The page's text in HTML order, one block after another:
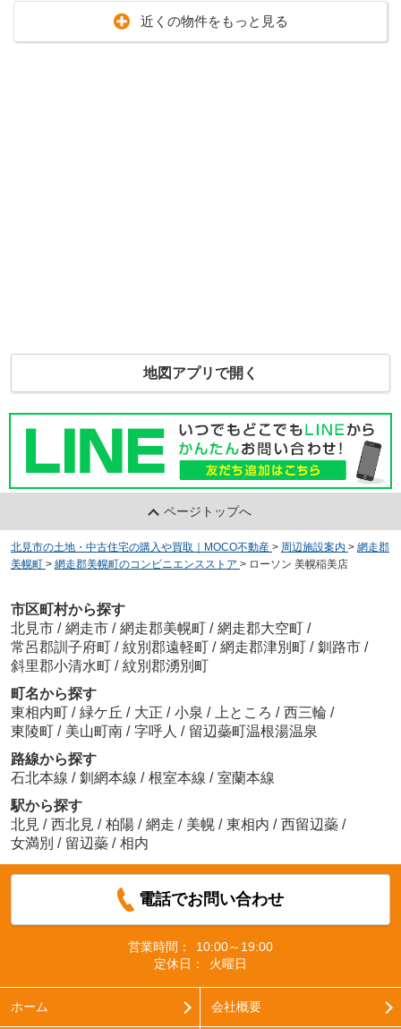
近くの物件をもっと見る
地図アプリで開く
ページトップへ
北見市の土地・中古住宅の購入や買取｜MOCO不動産 > 周辺施設案内 > 網走郡
美幌町 > 網走郡美幌町のコンビニエンスストア > ローソン 美幌稲美店
市区町村から探す
北見市 / 網走市 / 網走郡美幌町 / 網走郡大空町 /
常呂郡訓子府町 / 紋別郡遠軽町 / 網走郡津別町 / 釧路市 /
斜里郡小清水町 / 紋別郡湧別町
町名から探す
東相内町 / 緑ケ丘 / 大正 / 小泉 / 上ところ / 西三輪 /
東陵町 / 美山町南 / 字呼人 / 留辺蘂町温根湯温泉
路線から探す
石北本線 / 釧網本線 / 根室本線 / 室蘭本線
駅から探す
北見 / 西北見 / 柏陽 / 網走 / 美幌 / 東相内 / 西留辺蘂 /
女満別 / 留辺蘂 / 相内
電話でお問い合わせ
営業時間：
10:00～19:00
定休日：
火曜日
ホーム 会社概要